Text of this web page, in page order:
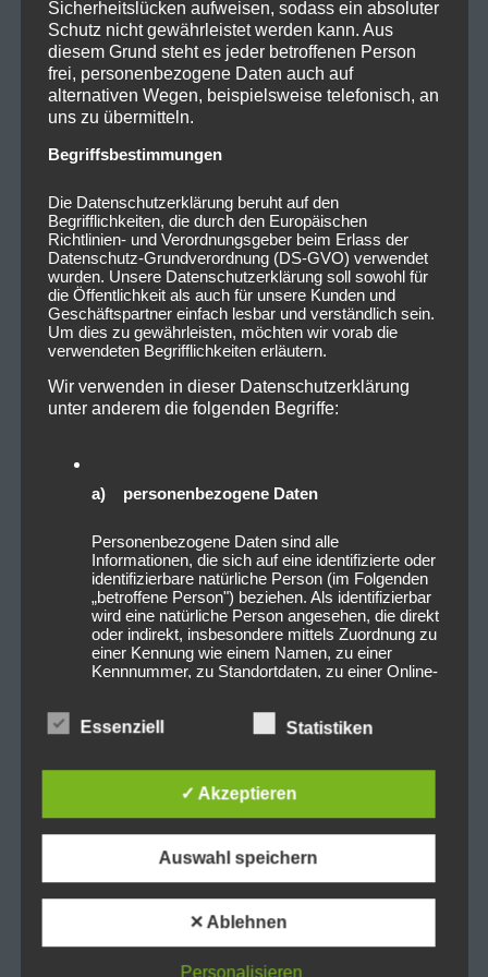
Beitragsnavigation
PREVIOUS POST
2023-04-24 Polymoon
NEXT POST
Sicherheitslücken aufweisen, sodass ein absoluter
Schutz nicht gewährleistet werden kann. Aus
diesem Grund steht es jeder betroffenen Person
frei, personenbezogene Daten auch auf
alternativen Wegen, beispielsweise telefonisch, an
uns zu übermitteln.
Begriffsbestimmungen
Die Datenschutzerklärung beruht auf den
Begrifflichkeiten, die durch den Europäischen
Richtlinien- und Verordnungsgeber beim Erlass der
Datenschutz-Grundverordnung (DS-GVO) verwendet
wurden. Unsere Datenschutzerklärung soll sowohl für
die Öffentlichkeit als auch für unsere Kunden und
Geschäftspartner einfach lesbar und verständlich sein.
Um dies zu gewährleisten, möchten wir vorab die
verwendeten Begrifflichkeiten erläutern.
Wir verwenden in dieser Datenschutzerklärung
unter anderem die folgenden Begriffe:
a) personenbezogene Daten
Personenbezogene Daten sind alle
Informationen, die sich auf eine identifizierte oder
identifizierbare natürliche Person (im Folgenden
„betroffene Person") beziehen. Als identifizierbar
wird eine natürliche Person angesehen, die direkt
oder indirekt, insbesondere mittels Zuordnung zu
einer Kennung wie einem Namen, zu einer
Kennnummer, zu Standortdaten, zu einer Online-
besonderen Merkmalen, die Ausdruck der
physischen, physiologischen, genetischen,
identifiziert werden kann.
b) betroffene Person
Betroffene Person ist jede identifizierte oder
identifizierbare natürliche Person, deren
personenbezogene Daten von dem für die
Verarbeitung Verantwortlichen verarbeitet
Essenziell Statistiken
✓ Akzeptieren
Auswahl speichern
✕ Ablehnen
Personalisieren